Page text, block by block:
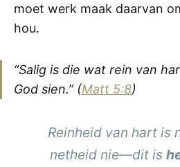
moet werk maak daarvan
hou.
“Salig is die wat rein van
God sien.” (Matt 5:8)
Reinheid van hart is
netheid nie—dit is